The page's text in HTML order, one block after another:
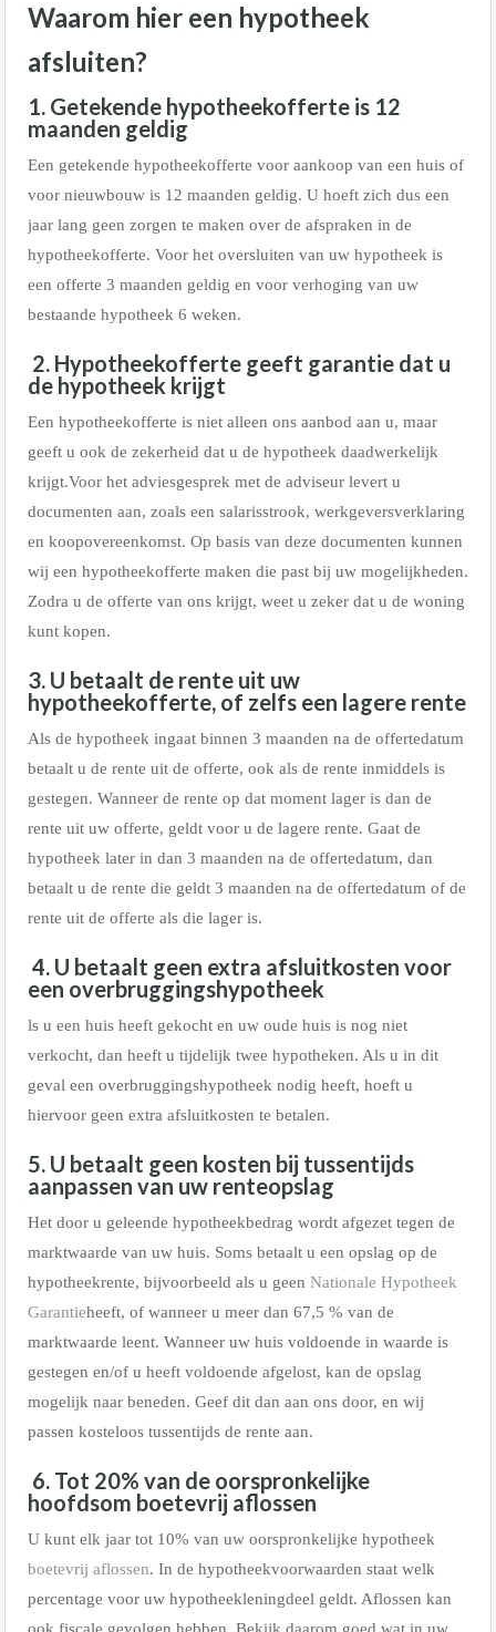
Waarom hier een hypotheek
afsluiten?
1. Getekende hypotheekofferte is 12
maanden geldig
Een getekende hypotheekofferte voor aankoop van een huis of
voor nieuwbouw is 12 maanden geldig. U hoeft zich dus een
jaar lang geen zorgen te maken over de afspraken in de
hypotheekofferte. Voor het oversluiten van uw hypotheek is
een offerte 3 maanden geldig en voor verhoging van uw
bestaande hypotheek 6 weken.
2. Hypotheekofferte geeft garantie dat u
de hypotheek krijgt
Een hypotheekofferte is niet alleen ons aanbod aan u, maar
geeft u ook de zekerheid dat u de hypotheek daadwerkelijk
krijgt.Voor het adviesgesprek met de adviseur levert u
documenten aan, zoals een salarisstrook, werkgeversverklaring
en koopovereenkomst. Op basis van deze documenten kunnen
wij een hypotheekofferte maken die past bij uw mogelijkheden.
Zodra u de offerte van ons krijgt, weet u zeker dat u de woning
kunt kopen.
3. U betaalt de rente uit uw
hypotheekofferte, of zelfs een lagere rente
Als de hypotheek ingaat binnen 3 maanden na de offertedatum
betaalt u de rente uit de offerte, ook als de rente inmiddels is
gestegen. Wanneer de rente op dat moment lager is dan de
rente uit uw offerte, geldt voor u de lagere rente. Gaat de
hypotheek later in dan 3 maanden na de offertedatum, dan
betaalt u de rente die geldt 3 maanden na de offertedatum of de
rente uit de offerte als die lager is.
4. U betaalt geen extra afsluitkosten voor
een overbruggingshypotheek
ls u een huis heeft gekocht en uw oude huis is nog niet
verkocht, dan heeft u tijdelijk twee hypotheken. Als u in dit
geval een overbruggingshypotheek nodig heeft, hoeft u
hiervoor geen extra afsluitkosten te betalen.
5. U betaalt geen kosten bij tussentijds
aanpassen van uw renteopslag
Het door u geleende hypotheekbedrag wordt afgezet tegen de
marktwaarde van uw huis. Soms betaalt u een opslag op de
hypotheekrente, bijvoorbeeld als u geen Nationale Hypotheek
Garantieheeft, of wanneer u meer dan 67,5 % van de
marktwaarde leent. Wanneer uw huis voldoende in waarde is
gestegen en/of u heeft voldoende afgelost, kan de opslag
mogelijk naar beneden. Geef dit dan aan ons door, en wij
passen kosteloos tussentijds de rente aan.
6. Tot 20% van de oorspronkelijke
hoofdsom boetevrij aflossen
U kunt elk jaar tot 10% van uw oorspronkelijke hypotheek
boetevrij aflossen. In de hypotheekvoorwaarden staat welk
percentage voor uw hypotheekleningdeel geldt. Aflossen kan